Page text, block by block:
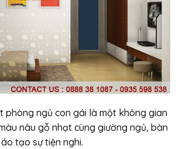
phòng ngủ con gái là một không gian
nâu gỗ nhạt cùng giường ngủ, bàn
tạo sự tiện nghi.